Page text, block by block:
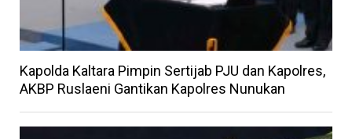
Kapolda Kaltara Pimpin Sertijab PJU dan Kapolres,
AKBP Ruslaeni Gantikan Kapolres Nunukan